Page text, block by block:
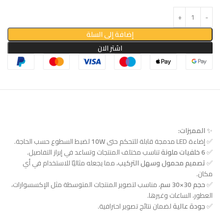
إضافة إلى السلة
اشتر الان
✨المميزات:
✅ إضاءة LED مدمجة قابلة للتحكم حتى
10Wلضبط السطوع حسب الحاجة.
✅6 خلفيات ملونة
تناسب مختلف المنتجات وتساعد في إبراز التفاصيل.
✅تصميم محمول وسهل التركيب، مما يجعله مثاليًا للاستخدام في أي
مكان.
✅حجم 30×30 سم
، مناسب لتصوير المنتجات المتوسطة مثل الإكسسوارات،
العطور، الساعات وغيرها.
✅جودة عاليةلضمان نتائج تصوير احترافية.